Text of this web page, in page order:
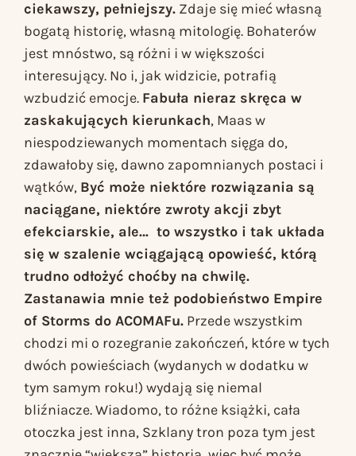
ciekawszy, pełniejszy. Zdaje się mieć własną
bogatą historię, własną mitologię. Bohaterów
jest mnóstwo, są różni i w większości
interesujący. No i, jak widzicie, potrafią
wzbudzić emocje. Fabuła nieraz skręca w
zaskakujących kierunkach, Maas w
niespodziewanych momentach sięga do,
zdawałoby się, dawno zapomnianych postaci i
wątków, Być może niektóre rozwiązania są
naciągane, niektóre zwroty akcji zbyt
efekciarskie, ale… to wszystko i tak układa
się w szalenie wciągającą opowieść, którą
trudno odłożyć choćby na chwilę.
Zastanawia mnie też podobieństwo Empire
of Storms do ACOMAFu. Przede wszystkim
chodzi mi o rozegranie zakończeń, które w tych
dwóch powieściach (wydanych w dodatku w
tym samym roku!) wydają się niemal
bliźniacze. Wiadomo, to różne książki, cała
otoczka jest inna, Szklany tron poza tym jest